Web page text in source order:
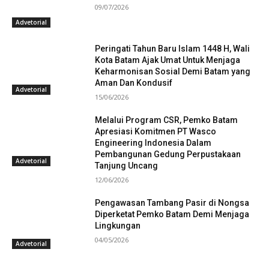
Advetorial
09/07/2026
Advetorial
Peringati Tahun Baru Islam 1448 H, Wali
Kota Batam Ajak Umat Untuk Menjaga
Keharmonisan Sosial Demi Batam yang
Aman Dan Kondusif
15/06/2026
Advetorial
Melalui Program CSR, Pemko Batam
Apresiasi Komitmen PT Wasco
Engineering Indonesia Dalam
Pembangunan Gedung Perpustakaan
Tanjung Uncang
12/06/2026
Advetorial
Pengawasan Tambang Pasir di Nongsa
Diperketat Pemko Batam Demi Menjaga
Lingkungan
04/05/2026